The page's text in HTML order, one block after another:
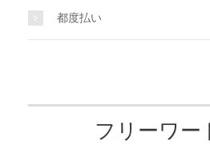
都度払い
フリーワー